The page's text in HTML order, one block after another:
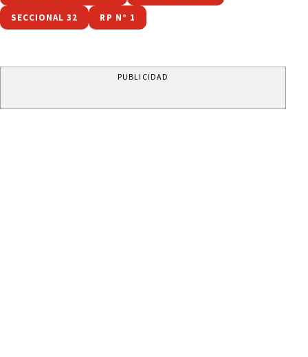
SECCIONAL 32 RP N° 1
PUBLICIDAD